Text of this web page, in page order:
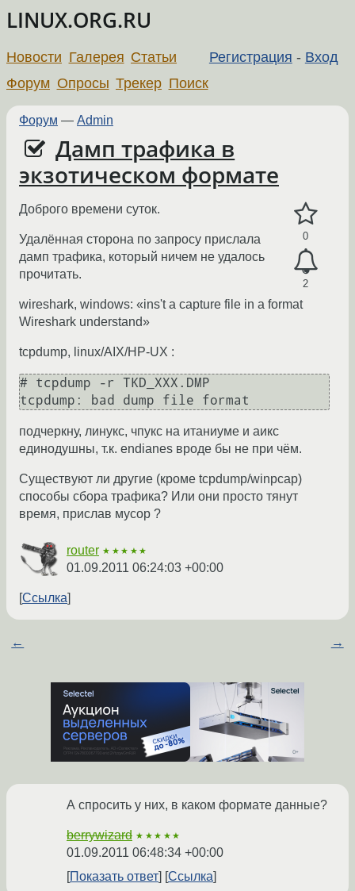
LINUX.ORG.RU
Регистрация - Вход
Новости Галерея Статьи
Форум Опросы Трекер Поиск
Форум — Admin
Дамп трафика в
экзотическом формате
0
2
Доброго времени суток.
Удалённая сторона по запросу прислала
дамп трафика, который ничем не удалось
прочитать.
wireshark, windows: «ins't a capture file in a format
Wireshark understand»
tcpdump, linux/AIX/HP-UX :
# tcpdump -r TKD_XXX.DMP
tcpdump: bad dump file format
подчеркну, линукс, чпукс на итаниуме и аикс
единодушны, т.к. endianes вроде бы не при чём.
Существуют ли другие (кроме tcpdump/winpcap)
способы сбора трафика? Или они просто тянут
время, прислав мусор ?
router ★★★★★
01.09.2011 06:24:03 +00:00
Ссылка
← →
А спросить у них, в каком формате данные?
berrywizard ★★★★★
01.09.2011 06:48:34 +00:00
Показать ответ
Ссылка